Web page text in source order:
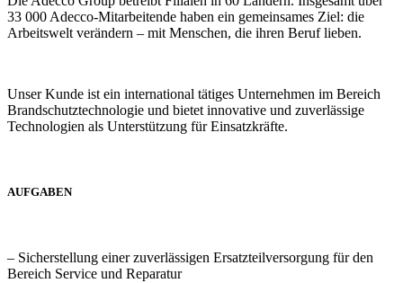
33 000 Adecco-Mitarbeitende haben ein gemeinsames Ziel: die
Arbeitswelt verändern – mit Menschen, die ihren Beruf lieben.
Unser Kunde ist ein international tätiges Unternehmen im Bereich
Brandschutztechnologie und bietet innovative und zuverlässige
Technologien als Unterstützung für Einsatzkräfte.
AUFGABEN
– Sicherstellung einer zuverlässigen Ersatzteilversorgung für den
Bereich Service und Reparatur